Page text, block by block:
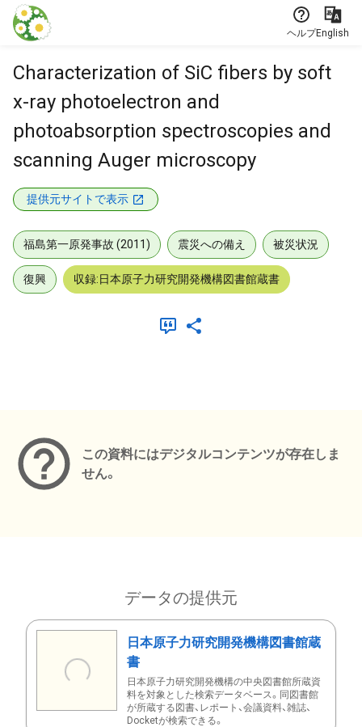
本文に飛ぶ
ヘルプEnglish
Characterization of SiC fibers by soft
x-ray photoelectron and
photoabsorption spectroscopies and
scanning Auger microscopy
提供元サイトで表示
福島第一原発事故 (2011) 震災への備え 被災状況
復興 収録:日本原子力研究開発機構図書館蔵書
この資料にはデジタルコンテンツが存在しま
せん。
データの提供元
日本原子力研究開発機構図書館蔵
書
日本原子力研究開発機構の中央図書館所蔵資
料を対象とした検索データベース。同図書館
が所蔵する図書、レポート、会議資料、雑誌、
Docketが検索できる。